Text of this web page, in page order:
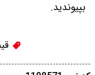
بپیوندید.